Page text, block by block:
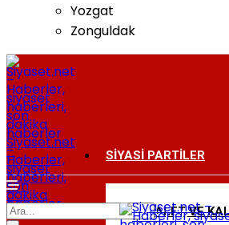
Yozgat
Zonguldak
Siyaset.net
–
Haberler,
siyaset
haberleri,
son
dakika
haberler
SIYASI PARTILER
ADALET VE
BAKANLIKLAR